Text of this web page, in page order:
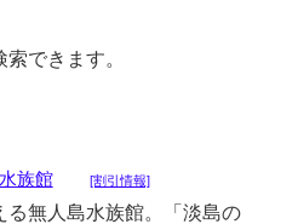
できます。
族館 [割引情報]
無人島水族館。「淡島の